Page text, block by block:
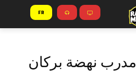
FR
مدرب نهضة بركان